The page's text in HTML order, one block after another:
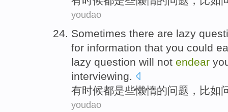
youdao
Sometimes there are lazy
for information that you could
lazy question will not endear
interviewing.
有时候都是些懒惰的问题 ， 比如
youdao